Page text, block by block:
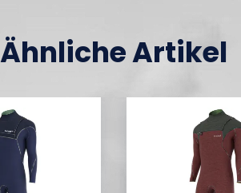
Ähnliche Artikel